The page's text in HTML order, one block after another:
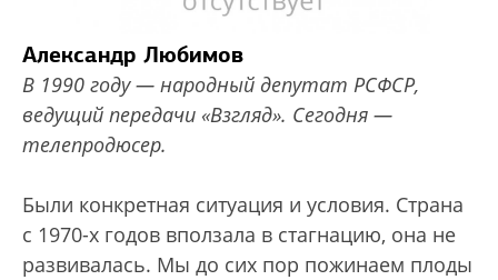
Александр Любимов
В 1990 году — народный депутат РСФСР,
ведущий передачи «Взгляд». Сегодня —
телепродюсер.
Были конкретная ситуация и условия. Страна
с 1970-х годов вползала в стагнацию, она не
развивалась. Мы до сих пор пожинаем плоды